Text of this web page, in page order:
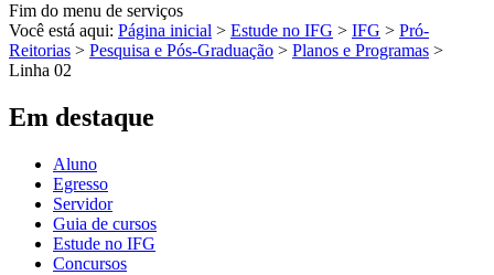
Fim do menu de serviços
Você está aqui: Página inicial > Estude no IFG > IFG > Pró-
Reitorias > Pesquisa e Pós-Graduação > Planos e Programas >
Linha 02
Em destaque
Aluno
Egresso
Servidor
Guia de cursos
Estude no IFG
Concursos